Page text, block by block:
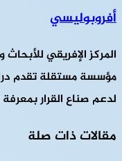
أفروبوليسي
المركز الإفريقي
مؤسسة مستقلة تقدم
لدعم صناع القرار
مقالات ذات صلة